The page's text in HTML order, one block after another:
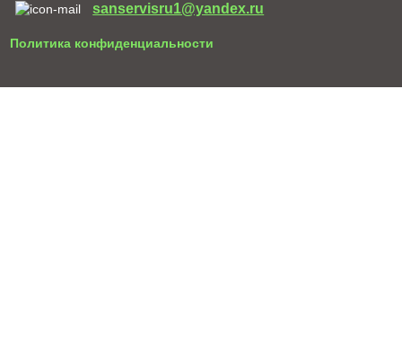
sanservisru1@yandex.ru
Политика конфиденциальности